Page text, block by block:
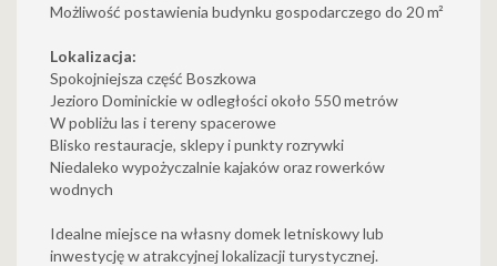
Możliwość postawienia budynku gospodarczego do 20 m²
Lokalizacja:
Spokojniejsza część Boszkowa
Jezioro Dominickie w odległości około 550 metrów
W pobliżu las i tereny spacerowe
Blisko restauracje, sklepy i punkty rozrywki
Niedaleko wypożyczalnie kajaków oraz rowerków
wodnych
Idealne miejsce na własny domek letniskowy lub
inwestycję w atrakcyjnej lokalizacji turystycznej.